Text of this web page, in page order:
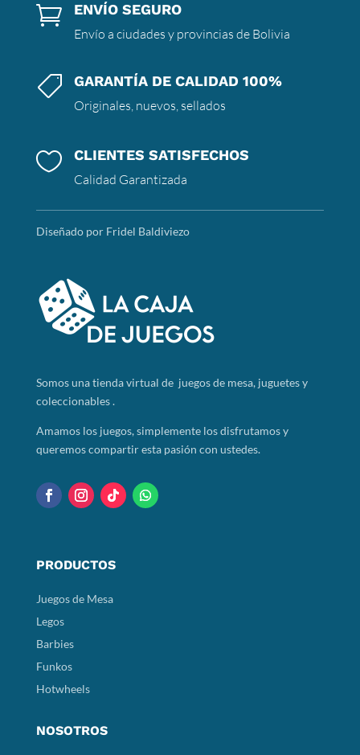
 ENVÍO SEGURO
Envío a ciudades y provincias de Bolivia
 GARANTÍA DE CALIDAD 100%
Originales, nuevos, sellados
 CLIENTES SATISFECHOS
Calidad Garantizada
Diseñado por Fridel Baldiviezo
Somosuna tienda virtual de juegos de mesa, juguetes y
coleccionables .
Amamos los juegos, simplemente los disfrutamos y
queremos compartir esta pasión con ustedes.
PRODUCTOS
Juegos de Mesa
Legos
Barbies
Funkos
Hotwheels
NOSOTROS